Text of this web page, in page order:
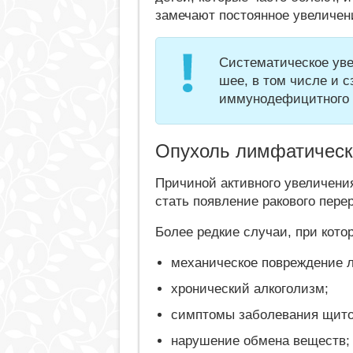
замечают постоянное
Систематическое
шее, в том числе и
иммунодефицитного
Опухоль
Причиной активного
стать появление ракового
Более редкие случаи, при
механическое повреждение
хронический алкоголизм;
симптомы заболевания
нарушение обмена веществ;